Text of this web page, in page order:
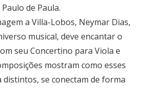
de Paula.
a Villa-Lobos, Neymar Dias,
musical, deve encantar o
seu Concertino para Viola e
mostram como esses
se conectam de forma